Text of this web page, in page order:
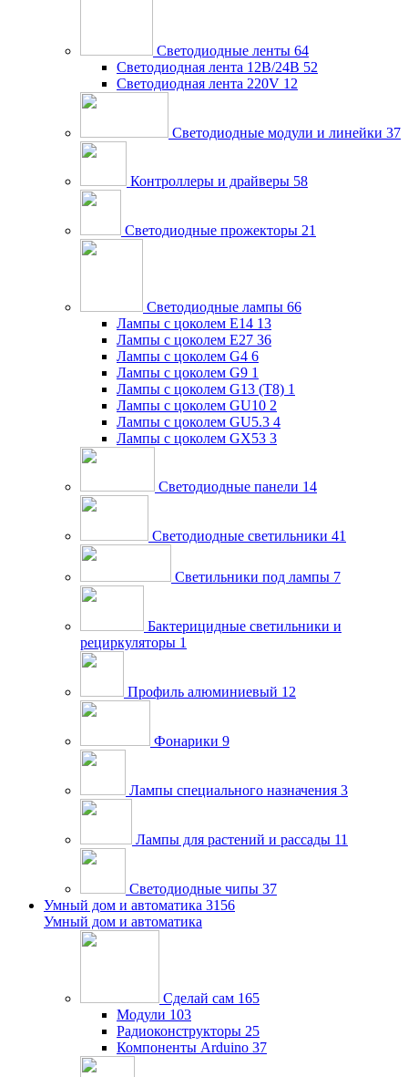
Светодиодные ленты 64
Светодиодная лента 12В/24В 52
Светодиодная лента 220V 12
Светодиодные модули и линейки 37
Контроллеры и драйверы 58
Светодиодные прожекторы 21
Светодиодные лампы 66
Лампы с цоколем E14 13
Лампы с цоколем E27 36
Лампы с цоколем G4 6
Лампы с цоколем G9 1
Лампы с цоколем G13 (Т8) 1
Лампы с цоколем GU10 2
Лампы с цоколем GU5.3 4
Лампы с цоколем GX53 3
Светодиодные панели 14
Светодиодные светильники 41
Светильники под лампы 7
Бактерицидные светильники и
рециркуляторы 1
Профиль алюминиевый 12
Фонарики 9
Лампы специального назначения 3
Лампы для растений и рассады 11
Светодиодные чипы 37
Умный дом и автоматика 3156
Умный дом и автоматика
Сделай сам 165
Модули 103
Радиоконструкторы 25
Компоненты Arduino 37